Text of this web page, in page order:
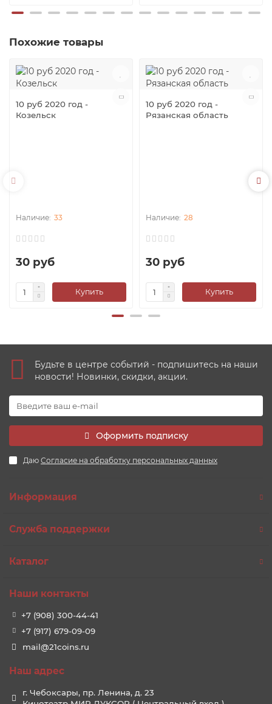
Похожие товары
10 руб 2020 год -
Козельск
33
30 руб
Купить
10 руб 2020 год -
Рязанская область
28
30 руб
Купить
Будьте в центре событий - подпишитесь на наши
новости! Новинки, скидки, акции.
Оформить подписку
Даю Согласие на обработку персональных данных
Информация
Служба поддержки
Каталог
Наши контакты
+7 (908) 300-44-41
+7 (917) 679-09-09
mail@21coins.ru
Наш адрес
г. Чебоксары, пр. Ленина, д. 23